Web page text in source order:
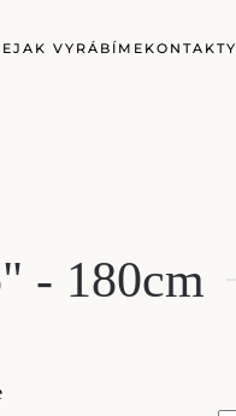
JAK VYRÁBÍME KONTAKTY
- 180cm